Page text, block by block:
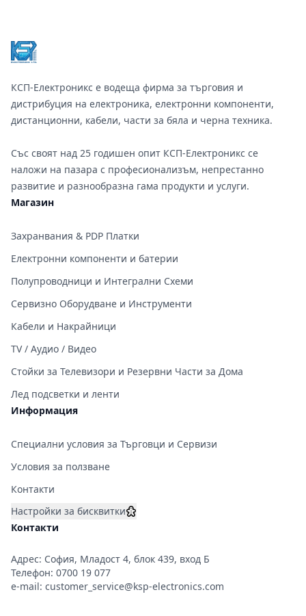
КСП-Електроникс е водеща фирма за търговия и
дистрибуция на електроника, електронни компоненти,
дистанционни, кабели, части за бяла и черна техника.
Със своят над 25 годишен опит КСП-Електроникс се
наложи на пазара с професионализъм, непрестанно
развитие и разнообразна гама продукти и услуги.
Магазин
Захранвания & PDP Платки
Електронни компоненти и батерии
Полупроводници и Интегрални Схеми
Сервизно Оборудване и Инструменти
Кабели и Накрайници
TV / Аудио / Видео
Стойки за Телевизори и Резервни Части за Дома
Лед подсветки и ленти
Информация
Специални условия за Търговци и Сервизи
Условия за ползване
Контакти
Настройки за бисквитки
Контакти
Адрес: София, Младост 4, блок 439, вход Б
Телефон: 0700 19 077
e-mail: customer_service@ksp-electronics.com